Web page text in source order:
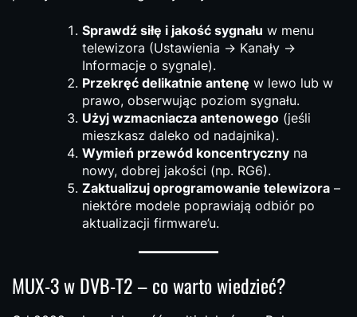
Sprawdź siłę i jakość sygnału w menu
telewizora (Ustawienia → Kanały →
Informacje o sygnale).
Przekręć delikatnie antenę w lewo lub w
prawo, obserwując poziom sygnału.
Użyj wzmacniacza antenowego (jeśli
mieszkasz daleko od nadajnika).
Wymień przewód koncentryczny na
nowy, dobrej jakości (np. RG6).
Zaktualizuj oprogramowanie telewizora –
niektóre modele poprawiają odbiór po
aktualizacji firmware’u.
MUX-3 w DVB-T2 – co warto wiedzieć?